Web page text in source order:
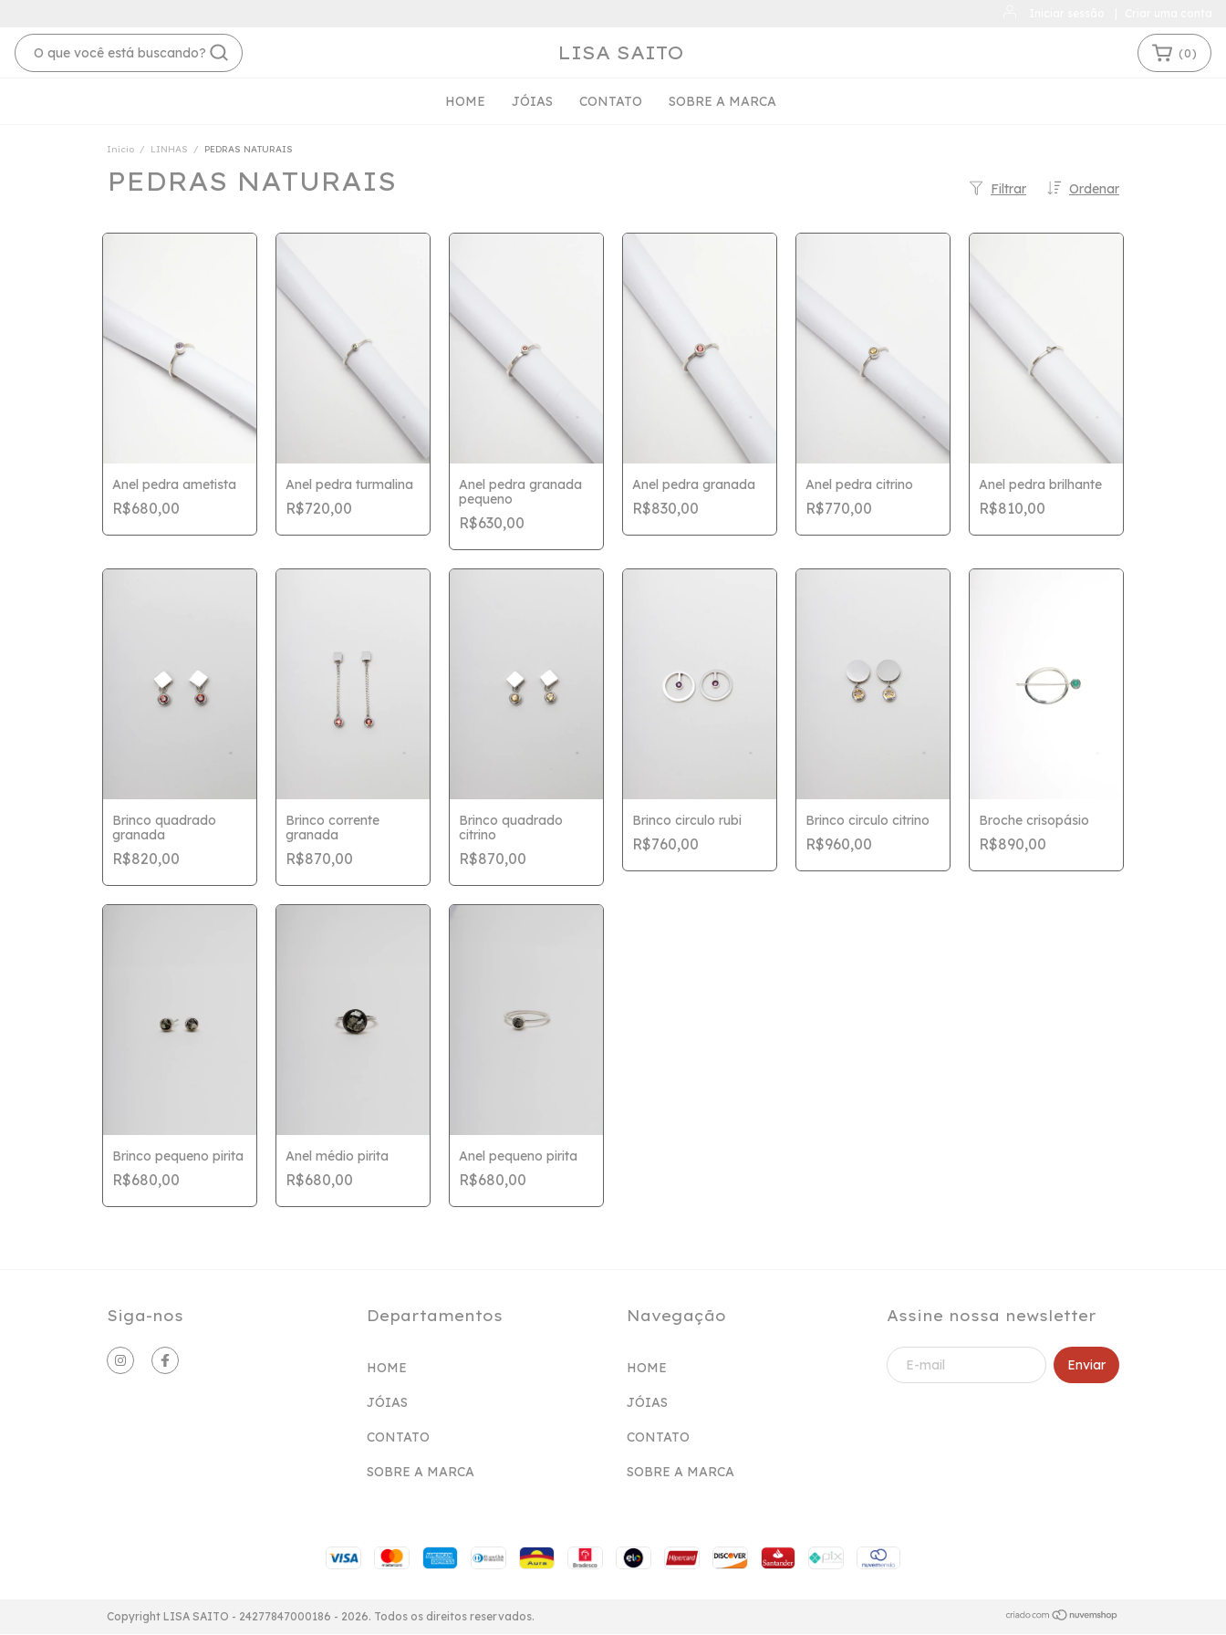
LISA SAITO (0)
HOME JÓIAS CONTATO SOBRE A MARCA
Início / LINHAS / PEDRAS NATURAIS
PEDRAS NATURAIS Ordenar
Filtrar
Anel pedra ametista
R$680,00
Anel pedra turmalina
R$720,00
Anel pedra granada
pequeno
R$630,00
Anel pedra granada
R$830,00
Anel pedra citrino
R$770,00
Anel pedra brilhante
R$810,00
Brinco quadrado
granada
R$820,00
Brinco corrente
granada
R$870,00
Brinco quadrado
citrino
R$870,00
Brinco circulo rubi
R$760,00
Brinco circulo citrino
R$960,00
Broche crisopásio
R$890,00
Brinco pequeno pirita
R$680,00
Anel médio pirita
R$680,00
Anel pequeno pirita
R$680,00
Siga-nos Departamentos
HOME
JÓIAS
CONTATO
SOBRE A MARCA
Navegação
HOME
JÓIAS
CONTATO
SOBRE A MARCA
Assine nossa newsletter
Copyright LISA SAITO - 24277847000186 - 2026. Todos os direitos reservados.